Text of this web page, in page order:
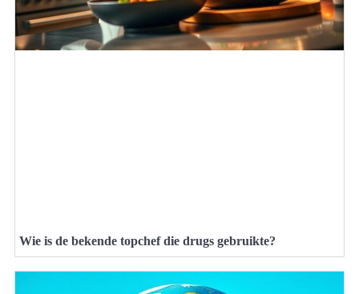
Wie is de bekende topchef die drugs gebruikte?